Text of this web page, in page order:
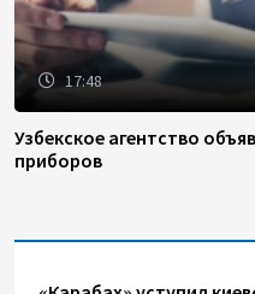
17:48
Узбекское агентство
приборов